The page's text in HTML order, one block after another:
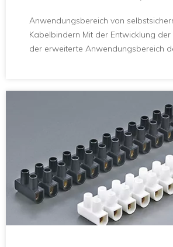
Anwendungsbereich von
Kabelbindern Mit der Entwicklung
der erweiterte Anwendungsbereich
der Unternehmen, die
Kabelbinder herstellen, von Jahr zu
aber die Technologie, Qualität usw.
unterschiedlich, und der gesamte
ist voll von gemischten Guten und
Benutzer von selbstsichernden
müssen Sie außerdem über
Auswahlreferenzkenntnisse
kostengünstigsten Produkte für
Nylon-Kabelbinder zu kaufen, die für